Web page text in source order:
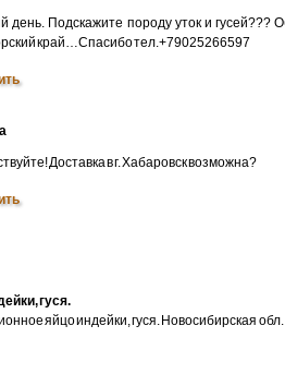
день. Подскажите породу уток и гусей???
край…Спасибо тел.+79025266597
Доставка в г. Хабаровск возможна?
гуся.
яйцо индейки, гуся. Новосибирская